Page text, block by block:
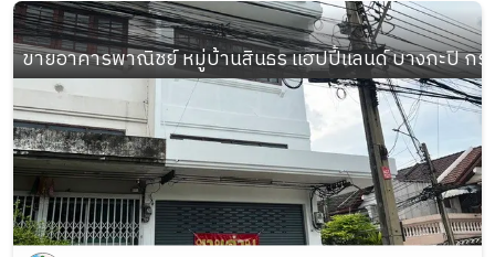
ขายอาคารพาณิชย์ หมู่บ้านสินธร แฮปปี้แลนด์ บางกะปิ กรุ